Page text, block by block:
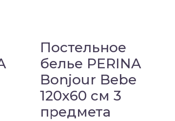
Постельное
белье PERINA
Bonjour Bebe
120х60 см 3
предмета